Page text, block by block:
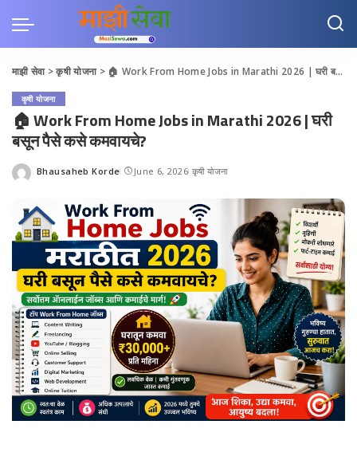
माझी सेवा>कृषी योजना> 🏠 Work From Home Jobs in Marathi 2026 | घरी बसून पैसे कसे कमवायचे?
कृषी योजना
🏠 Work From Home Jobs in Marathi 2026 | घरी
बसून पैसे कसे कमवायचे?
Posted
Bhausaheb Korde June 6, 2026 कृषी योजना